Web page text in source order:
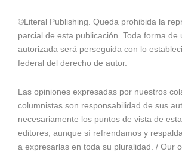
©Literal Publishing. Queda prohibida la
parcial de esta publicación. Toda forma de
autorizada será perseguida con lo
federal del derecho de autor.
Las opiniones expresadas por nuestros
columnistas son responsabilidad de sus
necesariamente los puntos de vista de
editores, aunque sí refrendamos y
a expresarlas en toda su pluralidad. / Our